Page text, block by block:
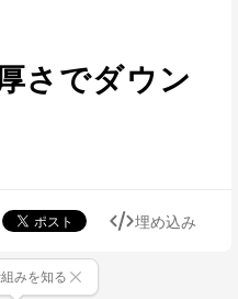
さでダウン
埋め込み
みを知る